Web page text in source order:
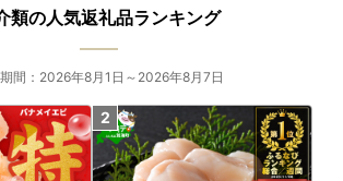
類の人気返礼品ランキング
間：2026年8月1日～2026年8月7日